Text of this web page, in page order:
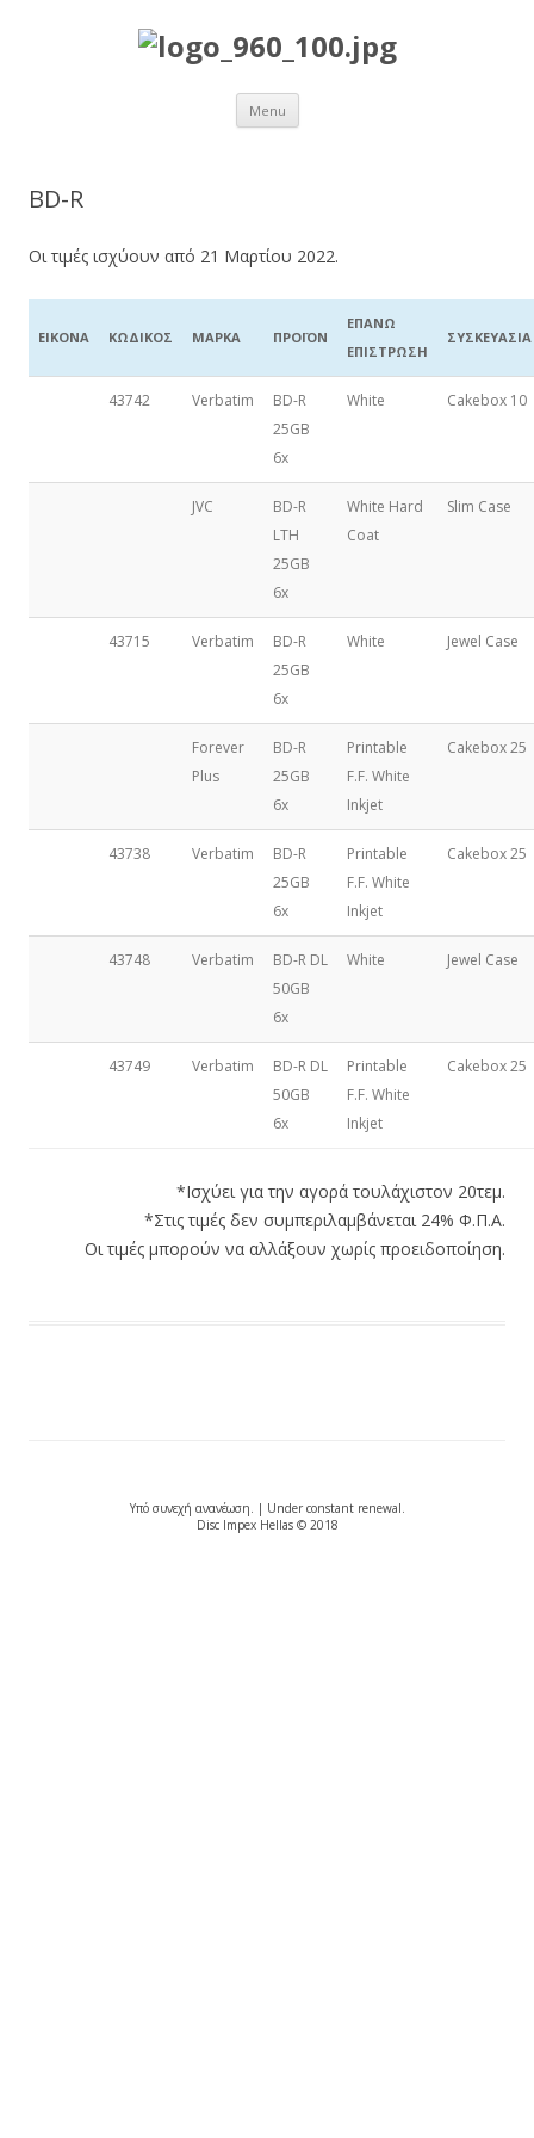
Menu Skip to content
BD-R
Οι τιμές ισχύουν από 21 Μαρτίου 2022.
ΕΙΚΟΝΑ ΚΩΔΙΚΟΣ ΜΑΡΚΑ ΠΡΟΪΟΝ
ΕΠΑΝΩ
ΕΠΙΣΤΡΩΣΗ
ΣΥΣΚΕΥΑΣΙΑ
43742 Verbatim
BD-R
25GB
6x
White Cakebox 10
JVC
BD-R
LTH
25GB
6x
White Hard
Coat
Slim Case
43715 Verbatim
BD-R
25GB
6x
White Jewel Case
Forever
Plus
BD-R
25GB
6x
Printable
F.F. White
Inkjet
Cakebox 25
43738 Verbatim
BD-R
25GB
6x
Printable
F.F. White
Inkjet
Cakebox 25
43748 Verbatim
BD-R DL
50GB
6x
White Jewel Case
43749 Verbatim
BD-R DL
50GB
6x
Printable
F.F. White
Inkjet
Cakebox 25
*Ισχύει για την αγορά τουλάχιστον 20τεμ.
*Στις τιμές δεν συμπεριλαμβάνεται 24% Φ.Π.Α.
Οι τιμές μπορούν να αλλάξουν χωρίς προειδοποίηση.
Υπό συνεχή ανανέωση. | Under constant renewal.
Disc Impex Hellas © 2018